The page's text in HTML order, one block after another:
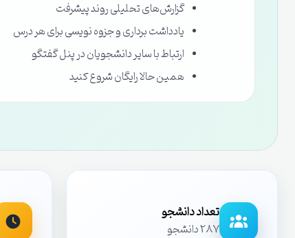
گزارش‌های تحلیلی روند پیشرفت
یادداشت برداری و جزوه نویسی برای هر درس
ارتباط با سایر دانشجویان در پنل گفتگو
همین حالا رایگان شروع کنید
تعداد دانشجو
287 دانشجو